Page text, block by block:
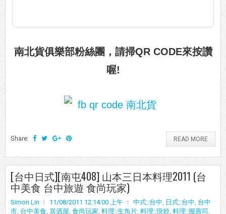
南北貨俱樂部粉絲團，請掃QR CODE來按讚
喔!
Share: READ MORE
[台中日式][南屯408] 山本三日本料理2011 (台
中美食 台中旅遊 食尚玩家)
Simon Lin 11/08/2011 12:14:00 上午 中式::台中 日式::台中 台中
市 台中美食 居酒屋 食尚玩家 料理::生魚片 料理::現炒 料理::握壽司